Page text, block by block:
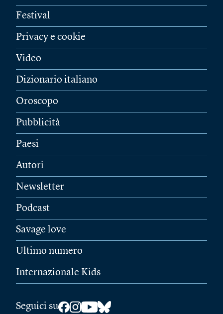
Festival
Privacy e cookie
Video
Dizionario italiano
Oroscopo
Pubblicità
Paesi
Autori
Newsletter
Podcast
Savage love
Ultimo numero
Internazionale Kids
Seguici su